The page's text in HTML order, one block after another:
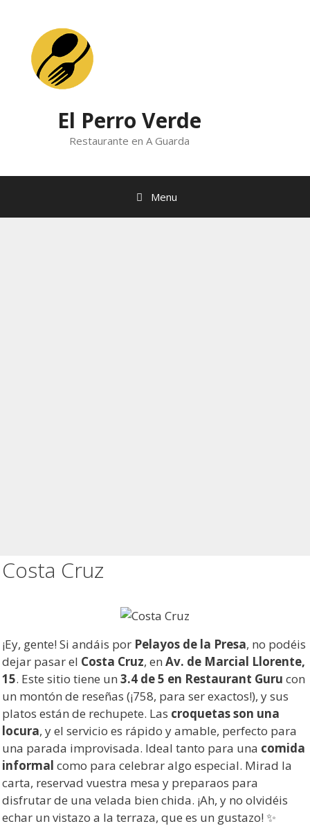
content
El Perro Verde
Restaurante en A Guarda
Menu
Costa Cruz
¡Ey, gente! Si andáis por Pelayos de la Presa, no podéis
dejar pasar el Costa Cruz, en Av. de Marcial Llorente,
15. Este sitio tiene un 3.4 de 5 en Restaurant Guru con
un montón de reseñas (¡758, para ser exactos!), y sus
platos están de rechupete. Las croquetas son una
locura, y el servicio es rápido y amable, perfecto para
una parada improvisada. Ideal tanto para una comida
informal como para celebrar algo especial. Mirad la
carta, reservad vuestra mesa y preparaos para
disfrutar de una velada bien chida. ¡Ah, y no olvidéis
echar un vistazo a la terraza, que es un gustazo! ️✨